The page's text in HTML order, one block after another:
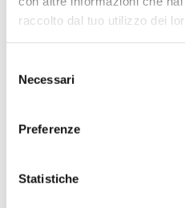
raccolto dal tuo utilizzo dei
delNecessari
Preferenze
Statistiche
1.050,00 CHF
NUR FÜR DEN RENNEINSATZ